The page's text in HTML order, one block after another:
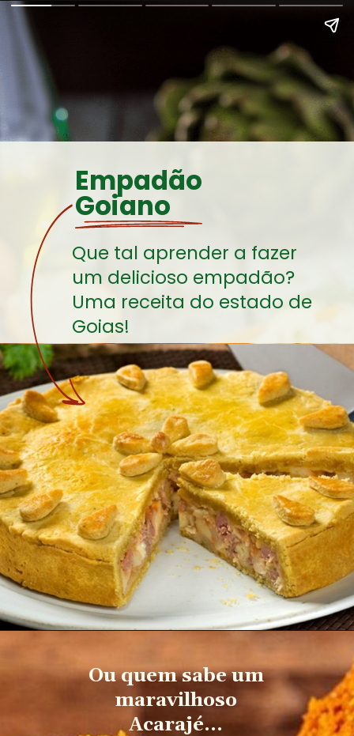
Empadão
Goiano
Que tal aprender a fazer
um delicioso empadão?
Uma receita do estado de
Goias!
Ou quem sabe um
maravilhoso
Acarajé...